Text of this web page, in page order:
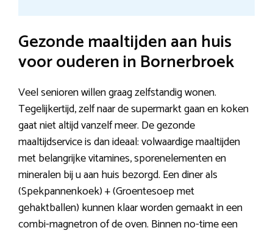
Gezonde maaltijden aan huis
voor ouderen in Bornerbroek
Veel senioren willen graag zelfstandig wonen.
Tegelijkertijd, zelf naar de supermarkt gaan en koken
gaat niet altijd vanzelf meer. De gezonde
maaltijdservice is dan ideaal: volwaardige maaltijden
met belangrijke vitamines, sporenelementen en
mineralen bij u aan huis bezorgd. Een diner als
(Spekpannenkoek) + (Groentesoep met
gehaktballen) kunnen klaar worden gemaakt in een
combi-magnetron of de oven. Binnen no-time een